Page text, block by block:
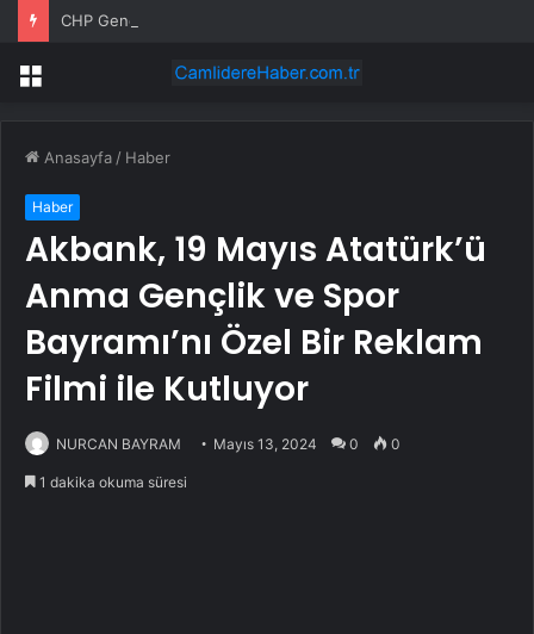
CHP Genel Merkezi’nde Gerginlik
Menü
Anasayfa / Haber
Haber
Akbank, 19 Mayıs Atatürk’ü
Anma Gençlik ve Spor
Bayramı’nı Özel Bir Reklam
Filmi ile Kutluyor
NURCAN BAYRAM Mayıs 13, 2024 0 0
1 dakika okuma süresi